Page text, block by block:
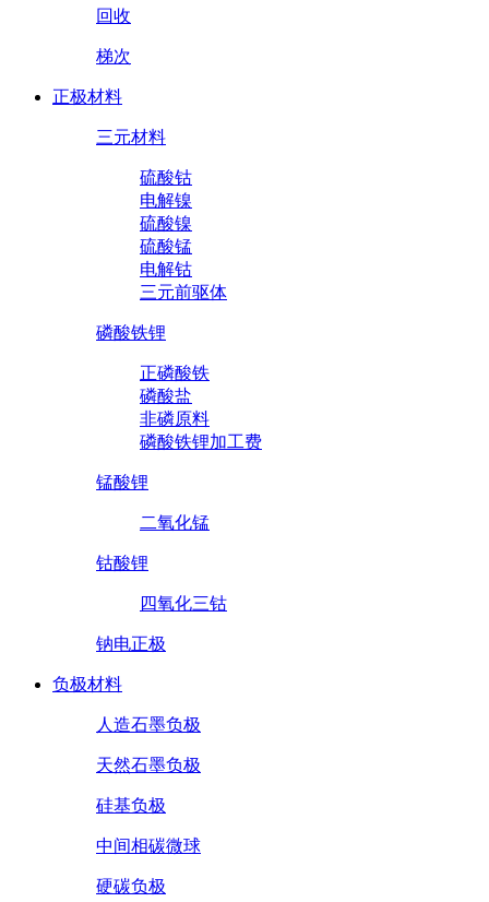
回收
梯次
正极材料
三元材料
硫酸钴
电解镍
硫酸镍
硫酸锰
电解钴
三元前驱体
磷酸铁锂
正磷酸铁
磷酸盐
非磷原料
磷酸铁锂加工费
锰酸锂
二氧化锰
钴酸锂
四氧化三钴
钠电正极
负极材料
人造石墨负极
天然石墨负极
硅基负极
中间相碳微球
硬碳负极